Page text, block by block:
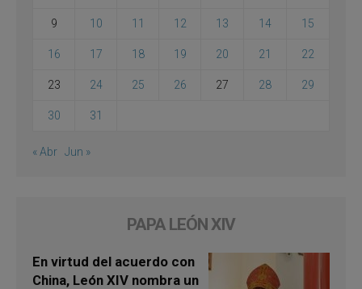
9 10 11 12 13 14 15
16 17 18 19 20 21 22
23 24 25 26 27 28 29
30 31
« Abr Jun »
PAPA LEÓN XIV
En virtud del acuerdo con
China, León XIV nombra un